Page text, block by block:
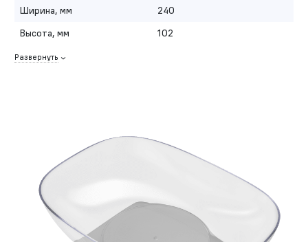
Ширина, мм
240
Высота, мм
102
Развернуть